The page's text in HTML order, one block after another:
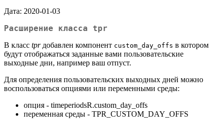
Дата: 2020-01-03
Расширение класса tpr
В класс tprдобавлен компонент custom_day_offs в котором
будут отображаться заданные вами пользовательские
выходные дни, например ваш отпуст.
Для определения пользовательских выходных дней можно
воспользоваться опциями или переменными среды:
опция - timeperiodsR.custom_day_offs
переменная среды - TPR_CUSTOM_DAY_OFFS